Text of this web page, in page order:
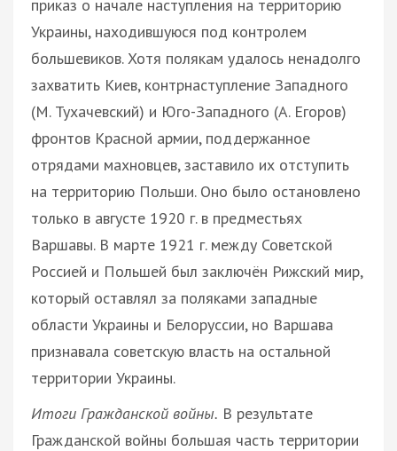
приказ о начале наступления на территорию
Украины, находившуюся под контролем
большевиков. Хотя полякам удалось ненадолго
захватить Киев, контрнаступление Западного
(М. Тухачевский) и Юго-Западного (А. Егоров)
фронтов Красной армии, поддержанное
отрядами махновцев, заставило их отступить
на территорию Польши. Оно было остановлено
только в августе 1920 г. в предместьях
Варшавы. В марте 1921 г. между Советской
Россией и Польшей был заключён Рижский мир,
который оставлял за поляками западные
области Украины и Белоруссии, но Варшава
признавала советскую власть на остальной
территории Украины.
Итоги Гражданской войны. В результате
Гражданской войны большая часть территории